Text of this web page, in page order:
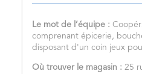
Le mot de l’équipe :
comprenant épicerie,
disposant d'un coin jeux
Où trouver le magasin : 25